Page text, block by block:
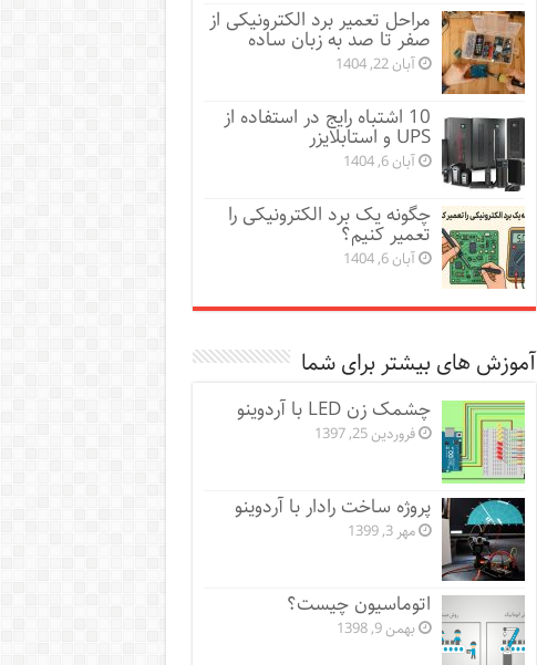
مراحل تعمیر برد الکترونیکی از
صفر تا صد به زبان ساده
آبان 22, 1404
10 اشتباه رایج در استفاده از
UPS و استابلایزر
آبان 6, 1404
چگونه یک برد الکترونیکی را
تعمیر کنیم؟
آبان 6, 1404
آموزش های بیشتر برای شما
چشمک زن LED با آردوینو
فروردین 25, 1397
پروژه ساخت رادار با آردوینو
مهر 3, 1399
اتوماسیون چیست؟
بهمن 9, 1398